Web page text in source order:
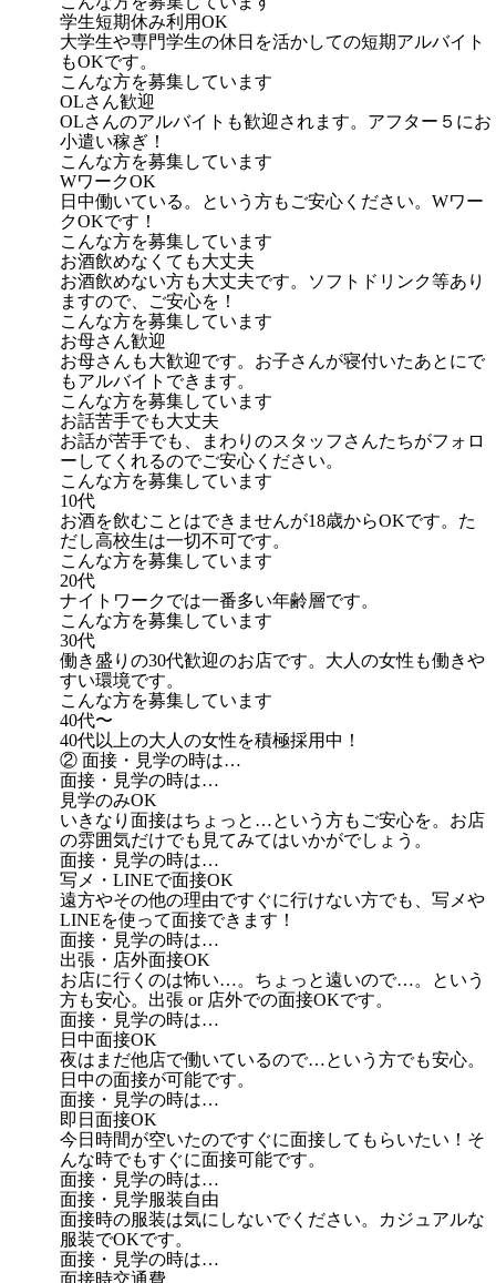
学生短期休み利用OK
大学生や専門学生の休日を活かしての短期アルバイト
もOKです。
こんな方を募集しています
OLさん歓迎
OLさんのアルバイトも歓迎されます。アフター５にお
小遣い稼ぎ！
こんな方を募集しています
WワークOK
日中働いている。という方もご安心ください。Wワー
クOKです！
こんな方を募集しています
お酒飲めなくても大丈夫
お酒飲めない方も大丈夫です。ソフトドリンク等あり
ますので、ご安心を！
こんな方を募集しています
お母さん歓迎
お母さんも大歓迎です。お子さんが寝付いたあとにで
もアルバイトできます。
こんな方を募集しています
お話苦手でも大丈夫
お話が苦手でも、まわりのスタッフさんたちがフォロ
ーしてくれるのでご安心ください。
こんな方を募集しています
10代
お酒を飲むことはできませんが18歳からOKです。た
だし高校生は一切不可です。
こんな方を募集しています
20代
ナイトワークでは一番多い年齢層です。
こんな方を募集しています
30代
働き盛りの30代歓迎のお店です。大人の女性も働きや
すい環境です。
こんな方を募集しています
40代〜
40代以上の大人の女性を積極採用中！
② 面接・見学の時は…
面接・見学の時は…
見学のみOK
いきなり面接はちょっと…という方もご安心を。お店
の雰囲気だけでも見てみてはいかがでしょう。
面接・見学の時は…
写メ・LINEで面接OK
遠方やその他の理由ですぐに行けない方でも、写メや
LINEを使って面接できます！
面接・見学の時は…
出張・店外面接OK
お店に行くのは怖い…。ちょっと遠いので…。という
方も安心。出張 or 店外での面接OKです。
面接・見学の時は…
日中面接OK
夜はまだ他店で働いているので…という方でも安心。
日中の面接が可能です。
面接・見学の時は…
即日面接OK
今日時間が空いたのですぐに面接してもらいたい！そ
んな時でもすぐに面接可能です。
面接・見学の時は…
面接・見学服装自由
面接時の服装は気にしないでください。カジュアルな
服装でOKです。
面接・見学の時は…
面接時交通費